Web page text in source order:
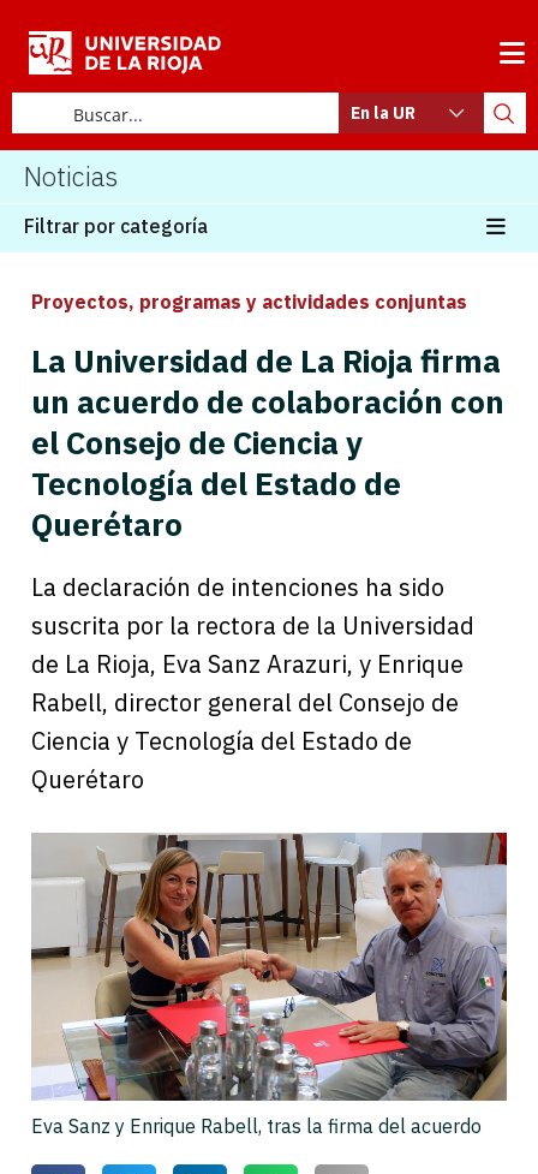
En la UR
Noticias
Filtrar por categoría
Proyectos, programas y actividades conjuntas
La Universidad de La Rioja firma
un acuerdo de colaboración con
el Consejo de Ciencia y
Tecnología del Estado de
Querétaro
La declaración de intenciones ha sido
suscrita por la rectora de la Universidad
de La Rioja, Eva Sanz Arazuri, y Enrique
Rabell, director general del Consejo de
Ciencia y Tecnología del Estado de
Querétaro
Eva Sanz y Enrique Rabell, tras la firma del acuerdo